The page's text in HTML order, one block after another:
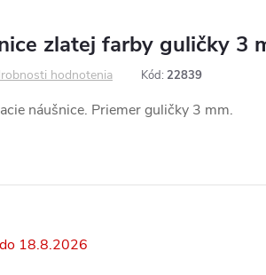
zlatej farby guličky 3
hodnotenia Kód: 22839
náušnice. Priemer guličky 3 mm.
18.8.2026